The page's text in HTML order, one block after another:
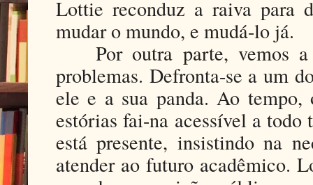
Lottie reconduz a raiva para
mudar o mundo, e mudá-lo já.
Por outra parte, vemos
problemas. Defronta-se a um
ele e a sua panda. Ao
estórias fai-na acessível a
está presente, insistindo na
atender ao futuro acadêmico.